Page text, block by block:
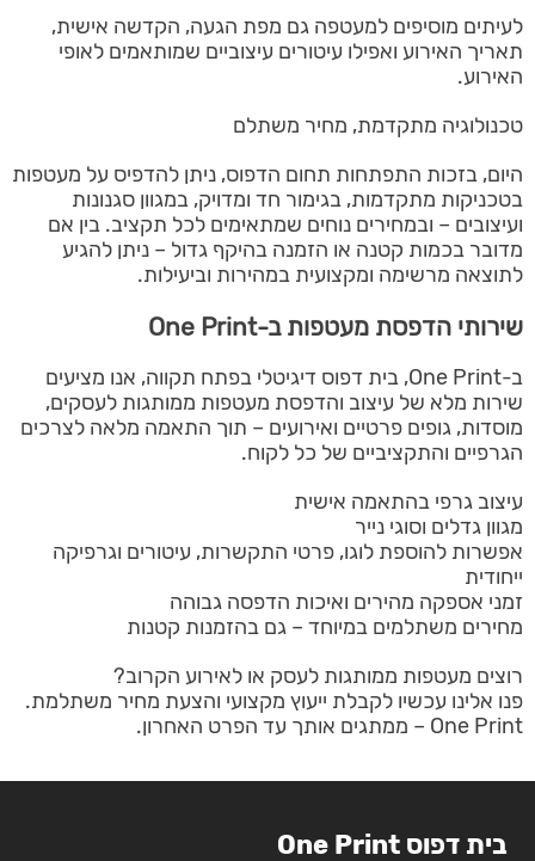
לעיתים מוסיפים למעטפה גם מפת הגעה, הקדשה אישית,
תאריך האירוע ואפילו עיטורים עיצוביים שמותאמים לאופי
האירוע.
טכנולוגיה מתקדמת, מחיר משתלם
היום, בזכות התפתחות תחום הדפוס, ניתן להדפיס על מעטפות
בטכניקות מתקדמות, בגימור חד ומדויק, במגוון סגנונות
ועיצובים – ובמחירים נוחים שמתאימים לכל תקציב. בין אם
מדובר בכמות קטנה או הזמנה בהיקף גדול – ניתן להגיע
לתוצאה מרשימה ומקצועית במהירות וביעילות.
שירותי הדפסת מעטפות ב-One Print
ב-One Print, בית דפוס דיגיטלי בפתח תקווה, אנו מציעים
שירות מלא של עיצוב והדפסת מעטפות ממותגות לעסקים,
מוסדות, גופים פרטיים ואירועים – תוך התאמה מלאה לצרכים
הגרפיים והתקציביים של כל לקוח.
עיצוב גרפי בהתאמה אישית
מגוון גדלים וסוגי נייר
אפשרות להוספת לוגו, פרטי התקשרות, עיטורים וגרפיקה
ייחודית
זמני אספקה מהירים ואיכות הדפסה גבוהה
מחירים משתלמים במיוחד – גם בהזמנות קטנות
רוצים מעטפות ממותגות לעסק או לאירוע הקרוב?
פנו אלינו עכשיו לקבלת ייעוץ מקצועי והצעת מחיר משתלמת.
One Print – ממתגים אותך עד הפרט האחרון.
בית דפוס One Print